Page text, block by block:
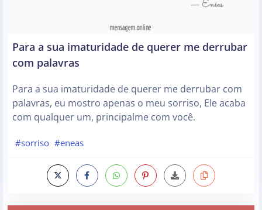
Para a sua imaturidade de querer me derrubar
com palavras
Para a sua imaturidade de querer me derrubar com
palavras, eu mostro apenas o meu sorriso, Ele acaba
com qualquer um, principalme com você.
#sorriso #eneas